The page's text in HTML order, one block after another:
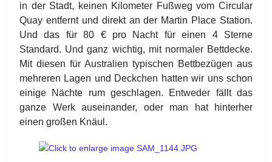
in der Stadt, keinen Kilometer Fußweg vom Circular
Quay entfernt und direkt an der Martin Place Station.
Und das für 80 € pro Nacht für einen 4 Sterne
Standard. Und ganz wichtig, mit normaler Bettdecke.
Mit diesen für Australien typischen Bettbezügen aus
mehreren Lagen und Deckchen hatten wir uns schon
einige Nächte rum geschlagen. Entweder fällt das
ganze Werk auseinander, oder man hat hinterher
einen großen Knäul.